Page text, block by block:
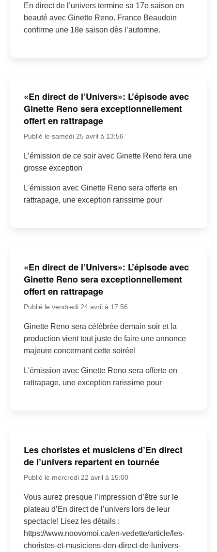
En direct de l’univers termine sa 17e saison en
beauté avec Ginette Reno. France Beaudoin
confirme une 18e saison dès l’automne.
«En direct de l’Univers»: L’épisode avec
Ginette Reno sera exceptionnellement
offert en rattrapage
Publié le samedi 25 avril à 13:56
L’émission de ce soir avec Ginette Reno fera une
grosse exception
L'émission avec Ginette Reno sera offerte en
rattrapage, une exception rarissime pour
«En direct de l’Univers»: L’épisode avec
Ginette Reno sera exceptionnellement
offert en rattrapage
Publié le vendredi 24 avril à 17:56
Ginette Reno sera célébrée demain soir et la
production vient tout juste de faire une annonce
majeure concernant cette soirée!
L'émission avec Ginette Reno sera offerte en
rattrapage, une exception rarissime pour
Les choristes et musiciens d’En direct
de l’univers repartent en tournée
Publié le mercredi 22 avril à 15:00
Vous aurez presque l’impression d’être sur le
plateau d’En direct de l’univers lors de leur
spectacle! Lisez les détails :
https://www.noovomoi.ca/en-vedette/article/les-
choristes-et-musiciens-den-direct-de-lunivers-